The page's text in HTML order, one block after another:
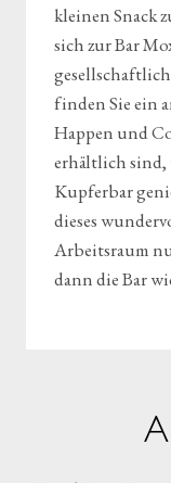
kleinen Snack
sich zur Bar
finden Sie ein
Happen und
erhältlich sind,
Kupferbar
dieses
Arbeitsraum
dann die Bar